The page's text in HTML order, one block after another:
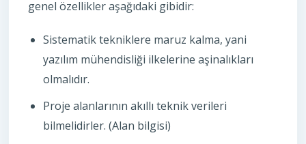
genel özellikler aşağıdaki gibidir:
Sistematik tekniklere maruz kalma, yani
yazılım mühendisliği ilkelerine aşinalıkları
olmalıdır.
Proje alanlarının akıllı teknik verileri
bilmelidirler. (Alan bilgisi)